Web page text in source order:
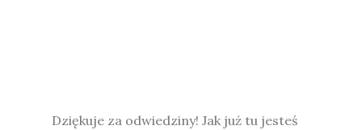
Dziękuje za odwiedziny! Jak już tu jesteś